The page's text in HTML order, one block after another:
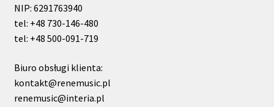
NIP: 6291763940
tel: +48 730-146-480
tel: +48 500-091-719
Biuro obsługi klienta:
kontakt@renemusic.pl
renemusic@interia.pl